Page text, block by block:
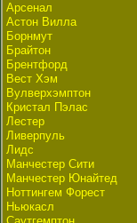
Арсенал
Астон Вилла
Борнмут
Брайтон
Брентфорд
Вест Хэм
Вулверхэмптон
Кристал Пэлас
Лестер
Ливерпуль
Лидс
Манчестер Сити
Манчестер Юнайтед
Ноттингем Форест
Ньюкасл